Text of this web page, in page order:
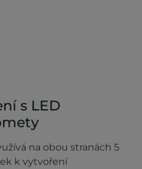
s LED
na obou stranách 5
k vytvoření